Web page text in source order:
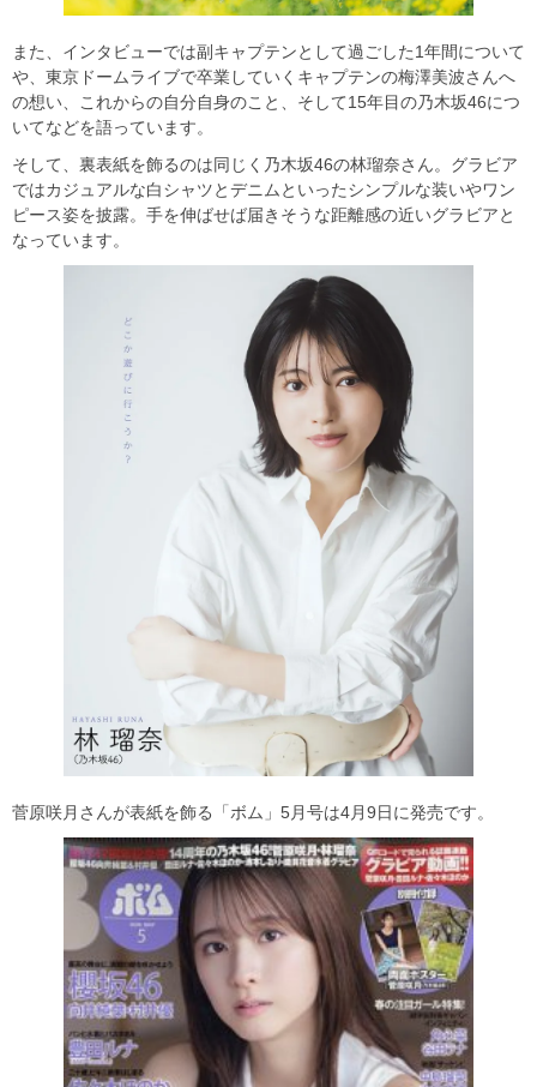
また、インタビューでは副キャプテンとして過ごした1年間について
や、東京ドームライブで卒業していくキャプテンの梅澤美波さんへ
の想い、これからの自分自身のこと、そして15年目の乃木坂46につ
いてなどを語っています。
そして、裏表紙を飾るのは同じく乃木坂46の林瑠奈さん。グラビア
ではカジュアルな白シャツとデニムといったシンプルな装いやワン
ピース姿を披露。手を伸ばせば届きそうな距離感の近いグラビアと
なっています。
菅原咲月さんが表紙を飾る「ボム」5月号は4月9日に発売です。